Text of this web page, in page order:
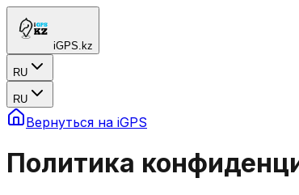
iGPS.kz
RU
RU
Вернуться на iGPS
Политика